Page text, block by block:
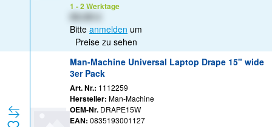
1 - 2 Werktage
Bitte anmelden um
Preise zu sehen
Man-Machine Universal Laptop Drape 15" wide
3er Pack
Art. Nr.: 1112259
Hersteller: Man-Machine
OEM-Nr. DRAPE15W
EAN: 0835193001127